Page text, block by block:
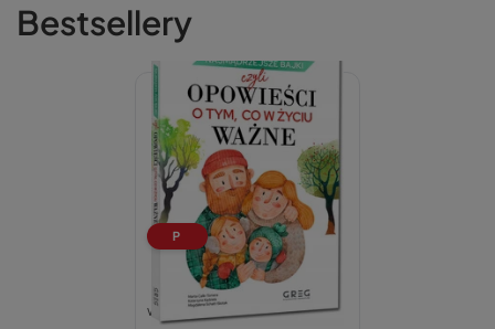
Bestsellery
P
wydawnictwo GREG